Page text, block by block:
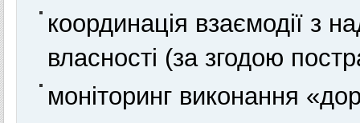
координація взаємодії з
власності (за згодою
моніторинг виконання